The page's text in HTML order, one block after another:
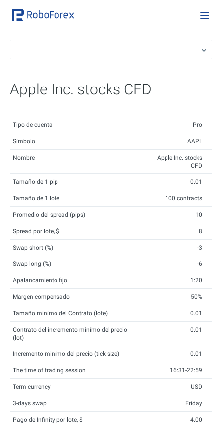
Apple Inc. stocks CFD
Tipo de cuenta Pro
Símbolo AAPL
Nombre
Apple Inc. stocks
CFD
Tamaño de 1 pip 0.01
Tamaño de 1 lote 100 contracts
Promedio del spread (pips) 10
Spread por lote, $ 8
Swap short (%) -3
Swap long (%) -6
Apalancamiento fijo 1:20
Margen compensado 50%
Tamaño minímo del Contrato (lote) 0.01
Contrato del incremento minímo del precio
(lot)
0.01
Incremento minímo del precio (tick size) 0.01
The time of trading session 16:31-22:59
Term currency USD
3-days swap Friday
Pago de Infinity por lote, $ 4.00